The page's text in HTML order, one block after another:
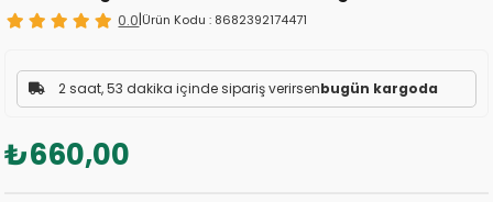
0.0|Ürün Kodu : 8682392174471
2 saat, 53 dakika içinde sipariş verirsenbugün kargoda
₺660,00